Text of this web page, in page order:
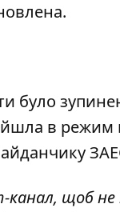
було
в режим
канал, щоб не